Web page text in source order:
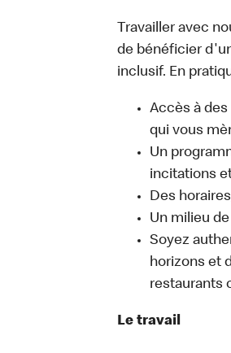
Travailler avec
de bénéficier
inclusif. En
Accès à
qui vous
Un
incitations
Des
Un milieu
Soyez
horizons et
restaurants
Le travail